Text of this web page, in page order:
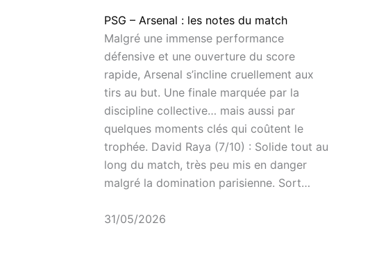
PSG – Arsenal : les notes du match
Malgré une immense performance
défensive et une ouverture du score
rapide, Arsenal s’incline cruellement aux
tirs au but. Une finale marquée par la
discipline collective… mais aussi par
quelques moments clés qui coûtent le
trophée. David Raya (7/10) : Solide tout au
long du match, très peu mis en danger
malgré la domination parisienne. Sort…
31/05/2026